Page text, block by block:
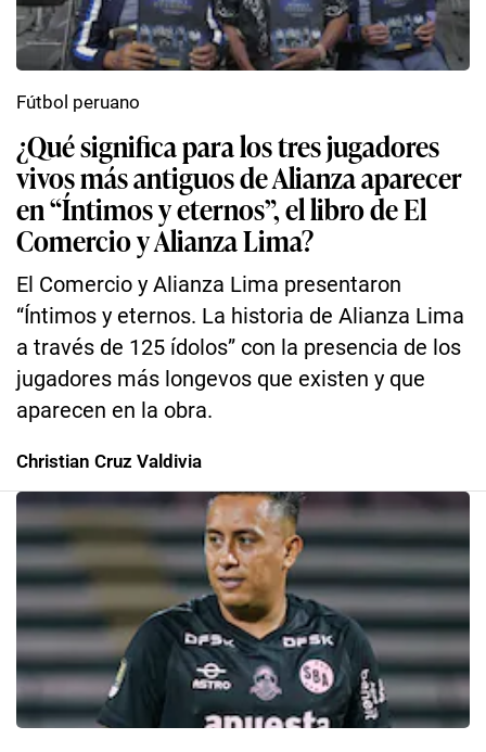
¿Qué significa para los tres jugadores
vivos más antiguos de Alianza aparecer
en “Íntimos y eternos”, el libro de El
Comercio y Alianza Lima?
El Comercio y Alianza Lima presentaron
“Íntimos y eternos. La historia de Alianza Lima
a través de 125 ídolos” con la presencia de los
jugadores más longevos que existen y que
aparecen en la obra.
Fútbol peruano
Christian Cruz Valdivia